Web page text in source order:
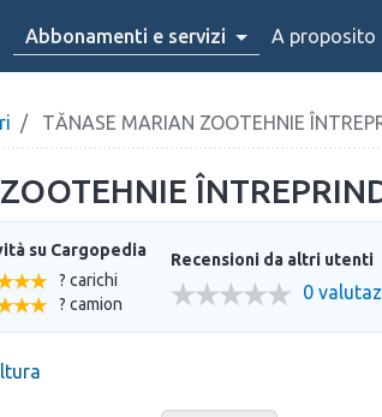
Abbonamenti e servizi A proposito
TĂNASE MARIAN ZOOTEHNIE
su Cargopedia
? carichi
? camion
Recensioni da altri utenti
0